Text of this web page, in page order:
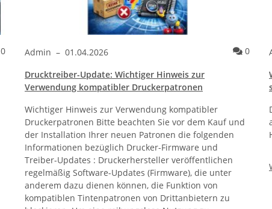
Kommentare
0 Admin – 01.04.2026 0
Drucktreiber-Update: Wichtiger Hinweis zur
Verwendung kompatibler Druckerpatronen
Wichtiger Hinweis zur Verwendung kompatibler
Druckerpatronen Bitte beachten Sie vor dem Kauf und
der Installation Ihrer neuen Patronen die folgenden
Informationen bezüglich Drucker-Firmware und
Treiber-Updates : Druckerhersteller veröffentlichen
regelmäßig Software-Updates (Firmware), die unter
anderem dazu dienen können, die Funktion von
kompatiblen Tintenpatronen von Drittanbietern zu